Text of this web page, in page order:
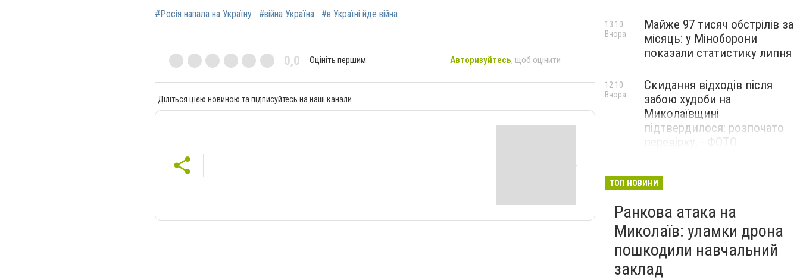
#Росія напала на Україну #війна Україна #в Україні йде війна
0,0 Оцініть першим Авторизуйтесь, щоб оцінити
Діліться цією новиною та підписуйтесь на наші канали
Майже 97 тисяч обстрілів за
місяць: у Міноборони
показали статистику липня
13:10
Вчора
Скидання відходів після
забою худоби на
Миколаївщині
підтвердилося: розпочато
перевірку, - ФОТО
12:10
Вчора
ТОП НОВИНИ
Ранкова атака на
Миколаїв: уламки дрона
пошкодили навчальний
заклад